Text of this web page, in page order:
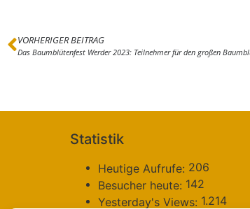
VORHERIGER BEITRAG
Das Baumblütenfest Werder 2023: Teilnehmer für den großen
Statistik
Heutige Aufrufe: 206
Besucher heute: 142
Yesterday's Views: 1.214